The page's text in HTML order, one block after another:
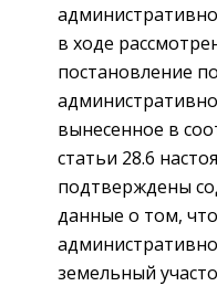
в ходе
постановление
вынесенное в
статьи 28.6
подтверждены
данные о том,
земельный